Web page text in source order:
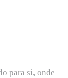
para si, onde